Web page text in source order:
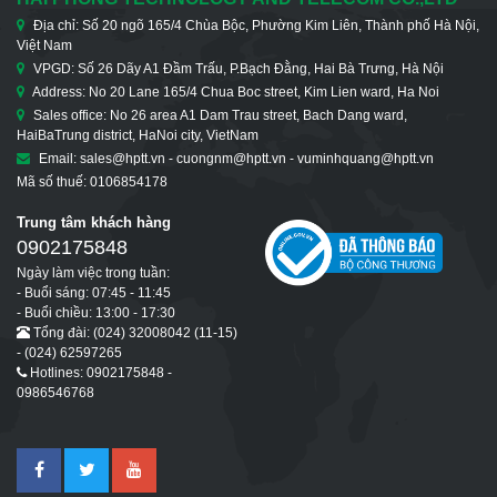
Địa chỉ: Số 20 ngõ 165/4 Chùa Bộc, Phường Kim Liên, Thành phố Hà Nội,
Việt Nam
VPGD: Số 26 Dãy A1 Đầm Trấu, P.Bạch Đằng, Hai Bà Trưng, Hà Nội
Address: No 20 Lane 165/4 Chua Boc street, Kim Lien ward, Ha Noi
Sales office: No 26 area A1 Dam Trau street, Bach Dang ward,
HaiBaTrung district, HaNoi city, VietNam
Email: sales@hptt.vn - cuongnm@hptt.vn - vuminhquang@hptt.vn
Mã số thuế: 0106854178
Trung tâm khách hàng
0902175848
Ngày làm việc trong tuần:
- Buổi sáng: 07:45 - 11:45
- Buổi chiều: 13:00 - 17:30
Tổng đài: (024) 32008042 (11-15)
- (024) 62597265
Hotlines: 0902175848 -
0986546768